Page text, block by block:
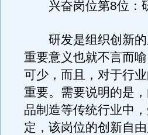
兴奋岗位第8位：
研发是组织创新的
重要意义也就不言而
可少，而且，对于行
重要。需要说明的是
品制造等传统行业中
定，该岗位的创新自